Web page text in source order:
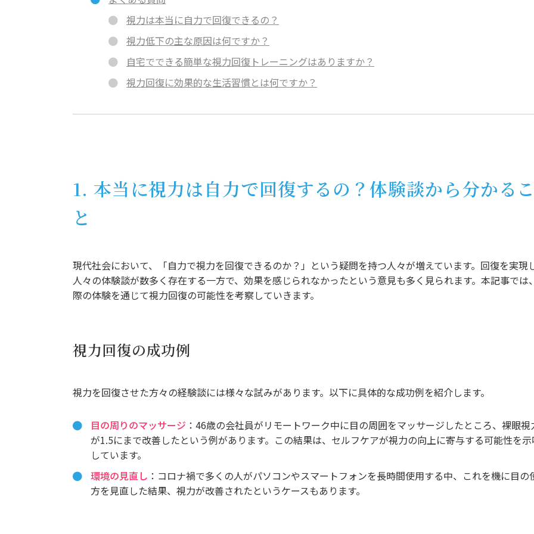
視力は本当に自力で回復できるの？
視力低下の主な原因は何ですか？
自宅でできる簡単な視力回復トレーニングはありますか？
視力回復に効果的な生活習慣とは何ですか？
1. 本当に視力は自力で回復するの？体験談から分かる
と
現代社会において、「自力で視力を回復できるのか？」という疑問を持つ人々が増えています。回復を実現
人々の体験談が数多く存在する一方で、効果を感じられなかったという意見も多く見られます。本記事では
際の体験を通じて視力回復の可能性を考察していきます。
視力回復の成功例
視力を回復させた方々の経験談には様々な試みがあります。以下に具体的な成功例を紹介します。
目の周りのマッサージ ：46歳の会社員がリモートワーク中に目の周囲をマッサージしたところ、裸眼視
が1.5にまで改善したという例があります。この結果は、セルフケアが視力の向上に寄与する可能性を
しています。
環境の見直し ：コロナ禍で多くの人がパソコンやスマートフォンを長時間使用する中、これを機に目の
方を見直した結果、視力が改善されたというケースもあります。